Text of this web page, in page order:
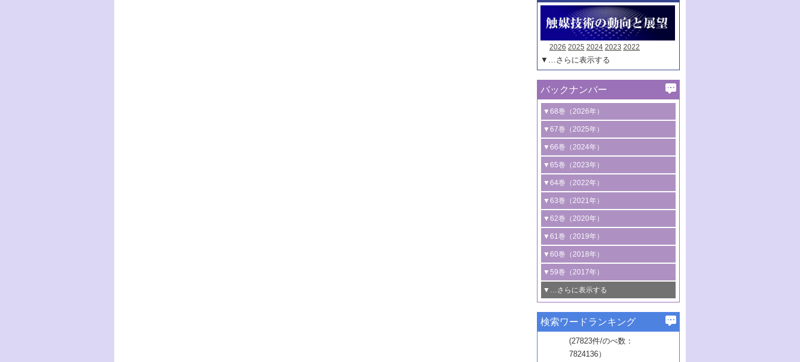
2026 2025 2024 2023 2022
▼…さらに表示する
バックナンバー
▼68巻（2026年）
1号 過酸化水素合成に関する研究動向
2号 コンピューター技術により加速する
触媒開発
3号 有機分子変換やCO 資源化のための
光触媒に関する最近の研究
B号 第137回触媒討論会（2026年）
▼67巻（2025年）
1号 CO
水素化によるグリーン燃料/グリ
ーンケミカル製造
2号 水素製造のための水分解技術に関す
る最近の研究
3号 オレフィン系樹脂の精密合成に関す
る最新技術
4号 アルコール類の効率的変換を実現す
る非貴金属触媒の研究動向
5号 ゼオライトの合成と応用における研
究動向
6号 ヘテロ接合界面
B号 第135回触媒討論会（2025年）
▼66巻（2024年）
1号 低次元ナノ構造を有する触媒材料
2号 規制反応場を活用した固体触媒研究
の新展開
3号 未踏分子変換を目指した酸化触媒プ
ロセスの最前線
4号 シンクロトロン放射光および中性子
線を利用した触媒解析技術の最先端
5号 単原子触媒
6号 参照触媒委員会からのお知らせ
B号 第133回触媒討論会（2023年）
▼65巻（2023年）
1号 炭素が関わる触媒機能
2号 プラスチックケミカルリサイクルの
ための触媒技術
3号 非酸化物系金属化合物を基盤とした
触媒材料の開発
4号 格子酸素・格子酸素欠陥を利用した
触媒反応
5号 生体触媒によるエネルギー変換反応
6号 窒素とリンの循環のための触媒・機
能性材料
▼64巻（2022年）
1号 合成ガス製造とCOを用いるケミカル
ズ合成の最新動向
2号 化学品合成のための合金触媒開発
3号 CO の排出削減および有効活用のた
めの触媒技術
4号 若手による情報発信企画～とびたて
若き触媒の研究者たち～（1）
若き触媒の研究者たち～（2）
6号 石油のノーブル・ユースを志向した
触媒技術
▼63巻（2021年）
1号 金触媒の新展開
2号 ペロブスカイト
3号 特殊反応場を利用した触媒的分子変
換反応
4号 多孔質材料を用いた触媒の新展開
5号 情報学的手法を用いた触媒開発
6号 カーボンニュートラルに向けた電解
技術
B号 第127回触媒討論会（2021年・オン
ライン開催(Zoom)のみ）
▼62巻（2020年）
1号 触媒設計を拓く欠陥構造のキャラク
タリゼーション
2号 機能化学品製造に資するクリーンな
触媒的酸化反応
3号 水処理のための触媒化学
4号 光触媒を用いた水分解の最新の研究
動向
5号 次世代の触媒プロセスを支えるマイ
▼61巻（2019年）
1号 物質移動制御に着目した触媒プロセ
ス開発
2号 CO2 フリー水素サプライチェーンに
関わる触媒開発動向
3号 精密高分子合成に関する最近の研究
動向
4号 バイオマス化成品製造のための触媒
▼60巻（2018年）
1号 固体酸触媒の最新の研究動向
2号 二酸化炭素からの有用化学品合成
3号 ナノ粒子・クラスター触媒の最前線
4号 60周年記念企画
5号 進化するゼオライト合成技術
6号 非貴金属系触媒における電気化学的
▼59巻（2017年）
1号 いたるところに，触媒
最先端技術
3号 無機分離膜材料の開発と触媒反応プ
ロセスへの適用
▼…さらに表示する
1号 ユニークな構造の高分子を生み出す触
2号 リグニンからの化成品製造に向けた触
▼57巻（2015年）
1号 水素キャリアにかかわる触媒技術の新
▼56巻（2014年）
検索ワードランキング
(27823件/のべ数：
7824136）